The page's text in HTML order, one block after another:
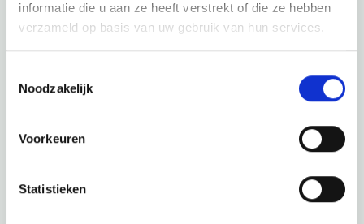
informatie die u aan ze heeft verstrekt of die ze hebben
verzameld op basis van uw gebruik van hun services.
Noodzakelijk
Voorkeuren
Statistieken